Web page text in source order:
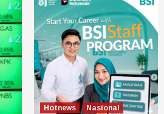
Hotnews
Nasional